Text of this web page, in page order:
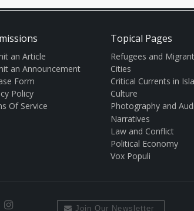
an Article
an Announcement
Form
Policy
Of Service
Topical Pages
Refugees and
Cities
Critical Currents in
Culture
Photography and
Narratives
Law and Conflict
Political Economy
Vox Populi
Join Our Newsletter